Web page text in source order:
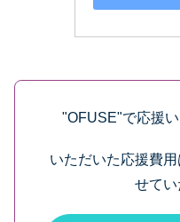
"OFUSE"で応援
いただいた応援費
せてい